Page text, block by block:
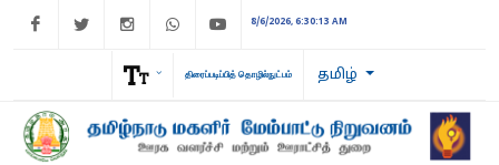
FacebookTwitterInstagramWhatsAppYoutube
8/6/2026, 6:30:13 AM
திரைப்படிப்பித் தொழில்நுட்பம் தமிழ்